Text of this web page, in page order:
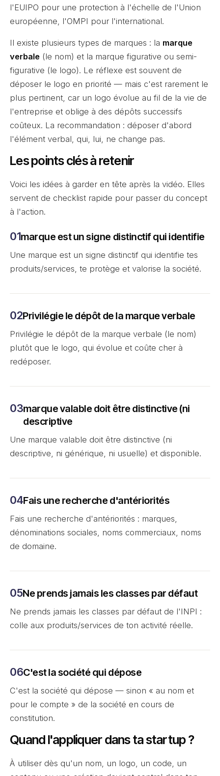
l'EUIPO pour une protection à l'échelle de l'Union
européenne, l'OMPI pour l'international.
Il existe plusieurs types de marques : la marque
verbale (le nom) et la marque figurative ou semi-
figurative (le logo). Le réflexe est souvent de
déposer le logo en priorité — mais c'est rarement le
plus pertinent, car un logo évolue au fil de la vie de
l'entreprise et oblige à des dépôts successifs
coûteux. La recommandation : déposer d'abord
l'élément verbal, qui, lui, ne change pas.
Les points clés à retenir
Voici les idées à garder en tête après la vidéo. Elles
servent de checklist rapide pour passer du concept
à l'action.
marque est un signe distinctif qui identifie
Une marque est un signe distinctif qui identifie tes
produits/services, te protège et valorise la société.
Privilégie le dépôt de la marque verbale
Privilégie le dépôt de la marque verbale (le nom)
plutôt que le logo, qui évolue et coûte cher à
redéposer.
marque valable doit être distinctive (ni
descriptive
Une marque valable doit être distinctive (ni
descriptive, ni générique, ni usuelle) et disponible.
Fais une recherche d'antériorités
Fais une recherche d'antériorités : marques,
dénominations sociales, noms commerciaux, noms
de domaine.
Ne prends jamais les classes par défaut
Ne prends jamais les classes par défaut de l'INPI :
colle aux produits/services de ton activité réelle.
C'est la société qui dépose
C'est la société qui dépose — sinon « au nom et
pour le compte » de la société en cours de
constitution.
Quand l'appliquer dans ta startup ?
À utiliser dès qu'un nom, un logo, un code, un